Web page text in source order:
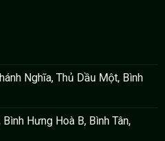
Nghĩa, Thủ Dầu Một, Bình
Hưng Hoà B, Bình Tân,